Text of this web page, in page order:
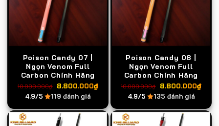
Poison Candy 07 |
Ngọn Venom Full
Carbon Chính Hãng
10.000.000₫ Giá
gốc
là:
10.000.000₫.
8.800.000₫Giá
tại
là:
8.800.000₫.
4.9/5 119 đánh giá
Poison Candy 08 |
Ngọn Venom Full
Carbon Chính Hãng
10.000.000₫ Giá
gốc
là:
10.000.000₫.
8.800.000₫Giá
tại
là:
4.9/5 135 đánh giá